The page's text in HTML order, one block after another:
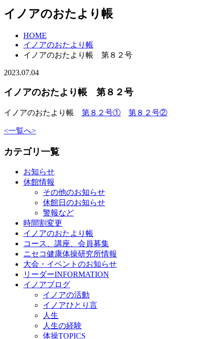
イノアのおたより帳
HOME
イノアのおたより帳
イノアのおたより帳 第８２号
2023.07.04
イノアのおたより帳 第８２号
イノアのおたより帳 第８２号① 第８２号②
<一覧へ>
カテゴリ一覧
お知らせ
休館情報
その他のお知らせ
休館日のお知らせ
警報など
時間割変更
イノアのおたより帳
コース、講座、会員募集
ニセコ健康体操研究所情報
大会・イベントのお知らせ
リーダーINFORMATION
イノアブログ
イノアの活動
イノアひとり言
人生
人生の経験
体操TOPICS